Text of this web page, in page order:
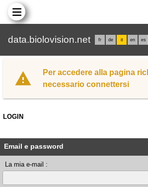
data.biolovision.net fr de it en es
Per accedere alla pagina
necessario connettersi
LOGIN
Email e password
La mia e-mail :